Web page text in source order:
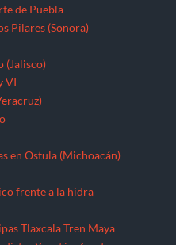
TlaxcalaTren Maya
Social (ZODES) Ciudad de
es un megaproyecto?
transístimico
.